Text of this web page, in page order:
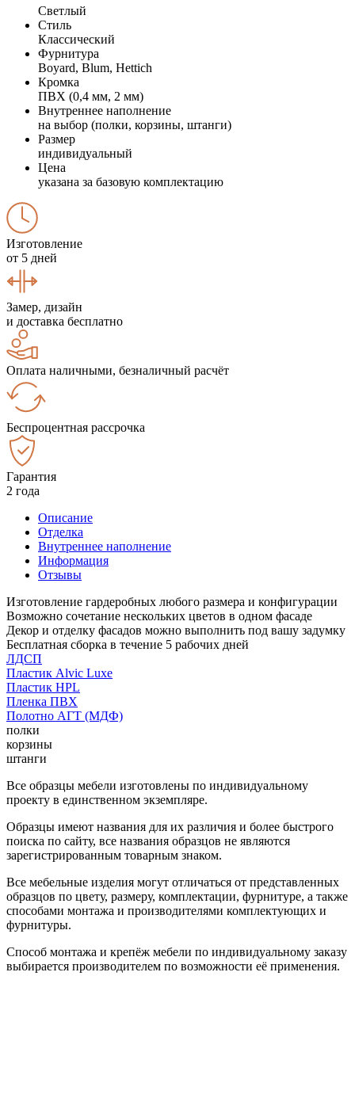
Светлый
Стиль
Классический
Фурнитура
Boyard, Blum, Hettich
Кромка
ПВХ (0,4 мм, 2 мм)
Внутреннее наполнение
на выбор (полки, корзины, штанги)
Размер
индивидуальный
Цена
указана за базовую комплектацию
Изготовление
от 5 дней
Замер, дизайн
и доставка бесплатно
Оплата наличными, безналичный расчёт
Беспроцентная рассрочка
Гарантия
2 года
Описание
Отделка
Внутреннее наполнение
Информация
Отзывы
Изготовление гардеробных любого размера и конфигурации
Возможно сочетание нескольких цветов в одном фасаде
Декор и отделку фасадов можно выполнить под вашу задумку
Бесплатная сборка в течение 5 рабочих дней
ЛДСП
Пластик Alvic Luxe
Пластик HPL
Пленка ПВХ
Полотно АГТ (МДФ)
полки
корзины
штанги
Все образцы мебели изготовлены по индивидуальному
проекту в единственном экземпляре.
Образцы имеют названия для их различия и более быстрого
поиска по сайту, все названия образцов не являются
зарегистрированным товарным знаком.
Все мебельные изделия могут отличаться от представленных
образцов по цвету, размеру, комплектации, фурнитуре, а также
способами монтажа и производителями комплектующих и
фурнитуры.
Способ монтажа и крепёж мебели по индивидуальному заказу
выбирается производителем по возможности её применения.